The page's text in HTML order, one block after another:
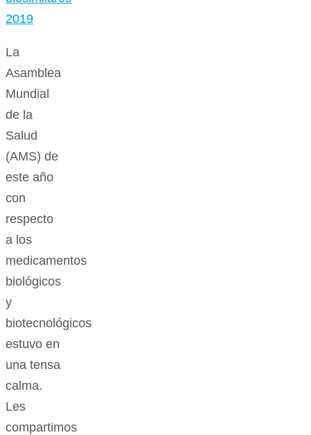
La
Asamblea
Mundial
de la
Salud
(AMS) de
este año
con
respecto
a los
medicamentos
biológicos
y
biotecnológicos
estuvo en
una tensa
calma.
Les
compartimos